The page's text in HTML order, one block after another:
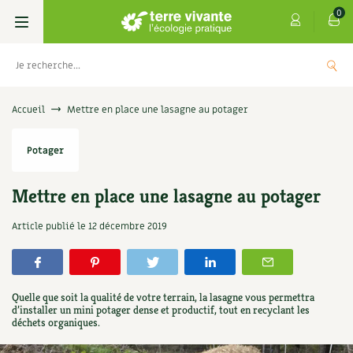
0
Livres
Permaculture, Jardin bio
Verger, arbres
Petit élevage
Aménagement jardin
Les 4 saisons
Se réabonner
Offrir un abonnement
Les numéros
4 saisons
Graines, semences
Potagères
Aromatiques
Florales
Cartes cadeau
Centre Terre vivante
Découvrir le Centre
Infos & conseils
Jardin bio
Parole libre
Accueil Mettre en place une lasagne au potager
Potager
Mettre en place une lasagne au potager
Article publié le 12 décembre 2019
Quelle que soit la qualité de votre terrain, la lasagne vous permettra
d’installer un mini potager dense et productif, tout en recyclant les
déchets organiques.
5,00€